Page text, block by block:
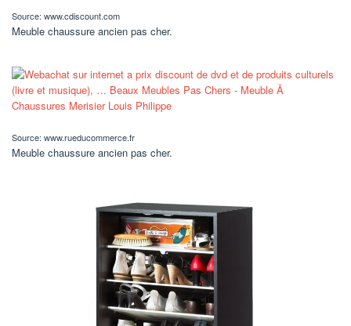
Source: www.cdiscount.com
Meuble chaussure ancien pas cher.
Source: www.rueducommerce.fr
Meuble chaussure ancien pas cher.